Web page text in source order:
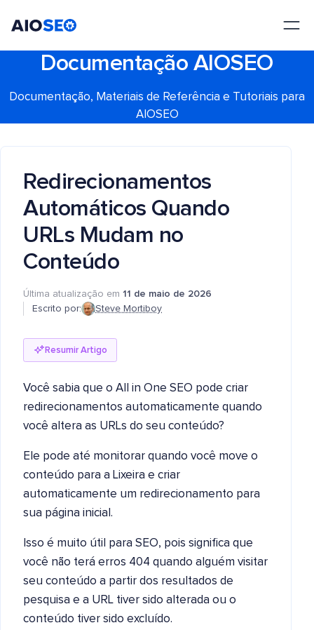
Documentação AIOSEO
Documentação, Materiais de Referência e Tutoriais para
AIOSEO
Redirecionamentos
Automáticos Quando
URLs Mudam no
Conteúdo
Última atualização em 11 de maio de 2026
Escrito por:
Steve Mortiboy
Resumir Artigo
Você sabia que o All in One SEO pode criar
redirecionamentos automaticamente quando
você altera as URLs do seu conteúdo?
Ele pode até monitorar quando você move o
conteúdo para a Lixeira e criar
automaticamente um redirecionamento para
sua página inicial.
Isso é muito útil para SEO, pois significa que
você não terá erros 404 quando alguém visitar
seu conteúdo a partir dos resultados de
pesquisa e a URL tiver sido alterada ou o
conteúdo tiver sido excluído.